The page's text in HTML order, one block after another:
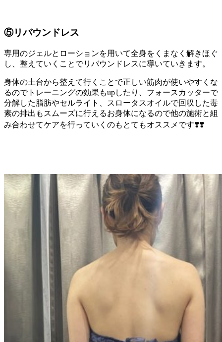
⑤リバウンドレス
専用のジェルとローションを用いて全身をくまなく解きほぐ
し、整えていくことでリバウンドレスに導いていきます。
身体の土台から整えて行くことで正しい筋肉が使いやすくな
るのでトレーニングの効果もupしたり、フォースカッターで
分解した脂肪やセルライト、スロータスオイルで回収した毒
素の排出もスムーズに行えるお身体になるので他の施術と組
み合わせてケアを行っていくのもとてもオススメです❣️❣️